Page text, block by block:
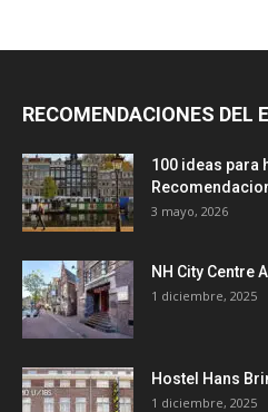
RECOMENDACIONES DEL
100 ideas para
3 mayo, 2026
NH City Centre
1 diciembre, 2025
Hostel Hans
1 diciembre, 2025